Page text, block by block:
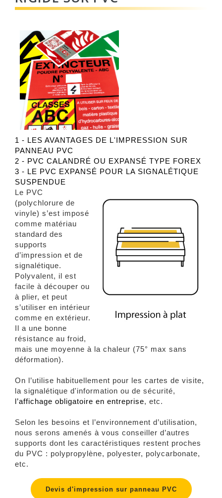
1 - LES AVANTAGES DE L'IMPRESSION SUR
PANNEAU PVC
2 - PVC CALANDRÉ OU EXPANSÉ TYPE FOREX
3 - LE PVC EXPANSÉ POUR LA SIGNALÉTIQUE
SUSPENDUE
Le PVC
(polychlorure de
vinyle) s’est imposé
comme matériau
standard des
supports
d’impression et de
signalétique.
Polyvalent, il est
facile à découper ou
à plier, et peut
s’utiliser en intérieur
comme en extérieur.
Il a une bonne
résistance au froid,
mais une moyenne à la chaleur (75° max sans
déformation).
On l’utilise habituellement pour les cartes de visite,
la signalétique d'information ou de sécurité,
l’affichage obligatoire en entreprise, etc.
Selon les besoins et l’environnement d’utilisation,
nous serons amenés à vous conseiller d’autres
supports dont les caractéristiques restent proches
du PVC : polypropylène, polyester, polycarbonate,
etc.
Devis d'impression sur panneau PVC